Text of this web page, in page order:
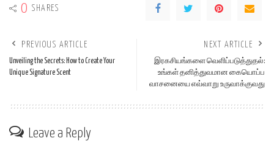
0 SHARES
PREVIOUS ARTICLE
Unveiling the Secrets: How to Create Your
Unique Signature Scent
NEXT ARTICLE
இரகசியங்களை வெளிப்படுத்துதல்:
உங்கள் தனித்துவமான கையொப்ப
வாசனையை எவ்வாறு உருவாக்குவது
Leave a Reply